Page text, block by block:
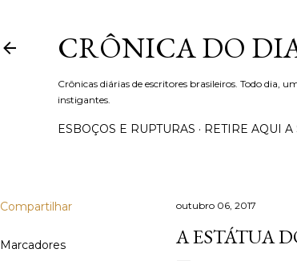
CRÔNICA DO
Crônicas diárias de escritores brasileiros. Todo dia,
instigantes.
ESBOÇOS E RUPTURAS RETIRE AQUI
Compartilhar
Marcadores
outubro 06, 2017
A ESTÁTUA